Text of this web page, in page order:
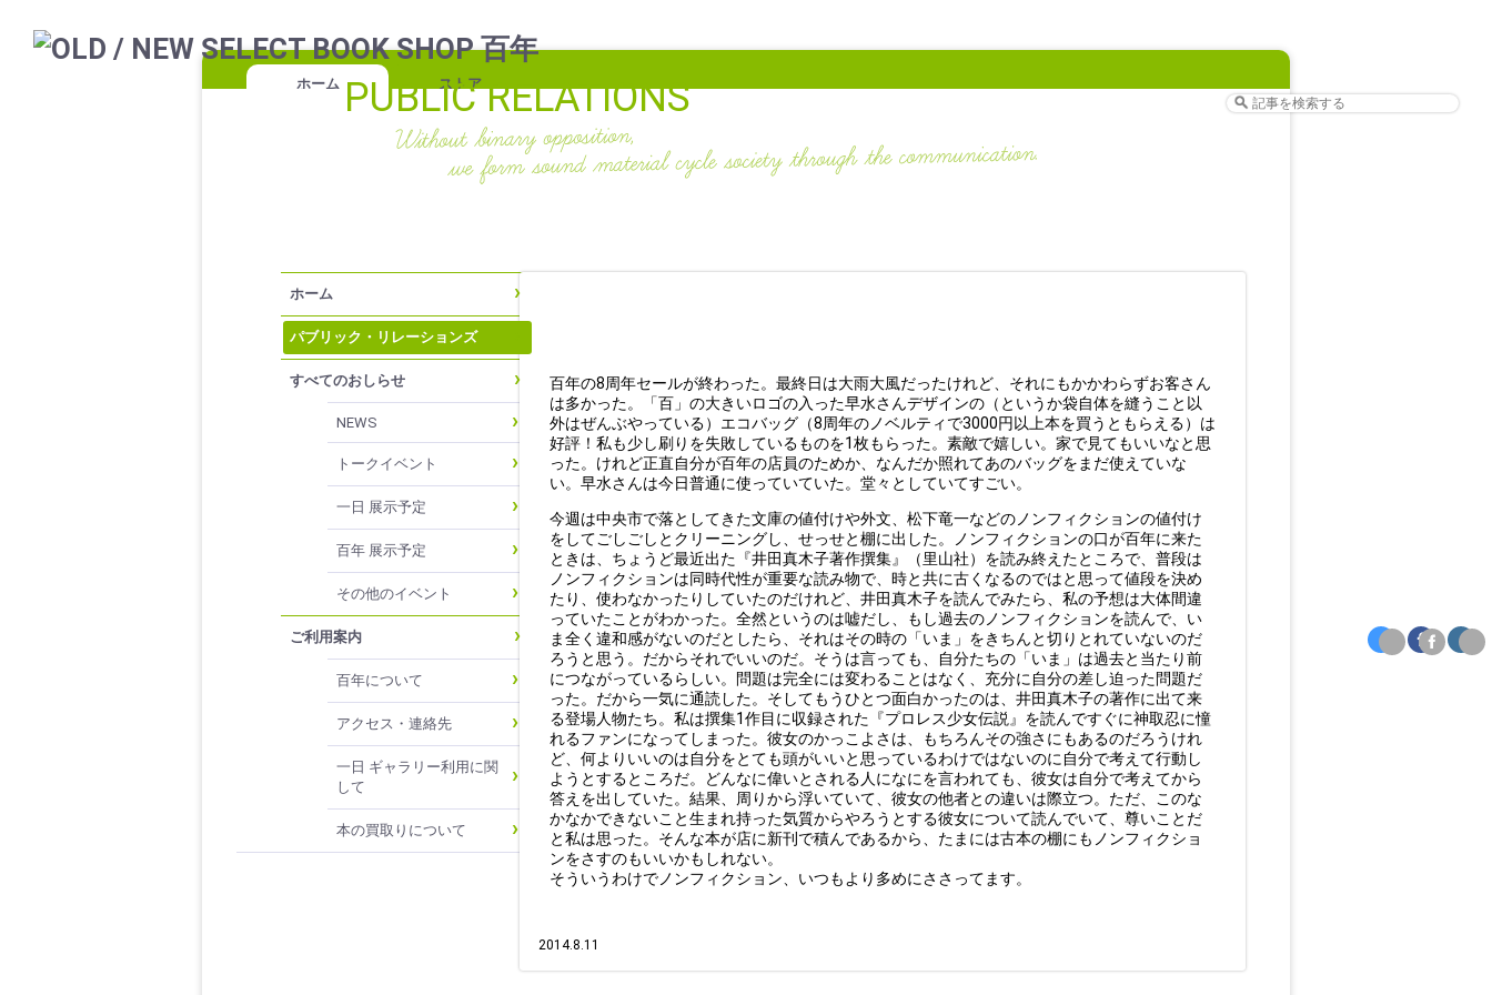
ホーム ストア
PUBLIC RELATIONS
ホーム
パブリック・リレーションズ
すべてのおしらせ
NEWS
トークイベント
一日 展示予定
百年 展示予定
その他のイベント
ご利用案内
百年について
アクセス・連絡先
一日 ギャラリー利用に関
して
本の買取りについて
百年の8周年セールが終わった。最終日は大雨大風だったけれど、それにもかかわらずお客さん
は多かった。「百」の大きいロゴの入った早水さんデザインの（というか袋自体を縫うこと以
外はぜんぶやっている）エコバッグ（8周年のノベルティで3000円以上本を買うともらえる）は
好評！私も少し刷りを失敗しているものを1枚もらった。素敵で嬉しい。家で見てもいいなと思
った。けれど正直自分が百年の店員のためか、なんだか照れてあのバッグをまだ使えていな
い。早水さんは今日普通に使っていていた。堂々としていてすごい。
今週は中央市で落としてきた文庫の値付けや外文、松下竜一などのノンフィクションの値付け
をしてごしごしとクリーニングし、せっせと棚に出した。ノンフィクションの口が百年に来た
ときは、ちょうど最近出た『井田真木子著作撰集』（里山社）を読み終えたところで、普段は
ノンフィクションは同時代性が重要な読み物で、時と共に古くなるのではと思って値段を決め
たり、使わなかったりしていたのだけれど、井田真木子を読んでみたら、私の予想は大体間違
っていたことがわかった。全然というのは嘘だし、もし過去のノンフィクションを読んで、い
ま全く違和感がないのだとしたら、それはその時の「いま」をきちんと切りとれていないのだ
ろうと思う。だからそれでいいのだ。そうは言っても、自分たちの「いま」は過去と当たり前
につながっているらしい。問題は完全には変わることはなく、充分に自分の差し迫った問題だ
った。だから一気に通読した。そしてもうひとつ面白かったのは、井田真木子の著作に出て来
る登場人物たち。私は撰集1作目に収録された『プロレス少女伝説』を読んですぐに神取忍に憧
れるファンになってしまった。彼女のかっこよさは、もちろんその強さにもあるのだろうけれ
ど、何よりいいのは自分をとても頭がいいと思っているわけではないのに自分で考えて行動し
ようとするところだ。どんなに偉いとされる人になにを言われても、彼女は自分で考えてから
答えを出していた。結果、周りから浮いていて、彼女の他者との違いは際立つ。ただ、このな
かなかできないこと生まれ持った気質からやろうとする彼女について読んでいて、尊いことだ
と私は思った。そんな本が店に新刊で積んであるから、たまには古本の棚にもノンフィクショ
ンをさすのもいいかもしれない。
そういうわけでノンフィクション、いつもより多めにささってます。
2014.8.11